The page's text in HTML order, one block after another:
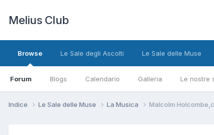
Melius Club
Browse
Forum Blogs Calendario Galleria Le nostre
Le Sale degli Ascolti Le Sale delle Muse
Indice Le Sale delle Muse La Musica Malcolm